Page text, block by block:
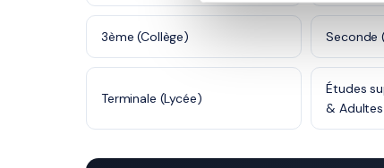
3ème (Collège) Seconde
Terminale (Lycée)
Études
&